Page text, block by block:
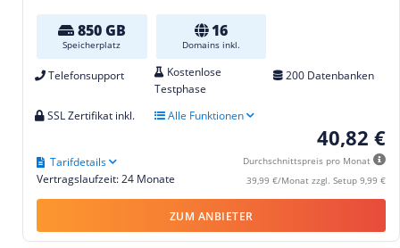
850 GB
Speicherplatz
16
Domains inkl.
Telefonsupport
Kostenlose
Testphase
200 Datenbanken
SSL Zertifikat inkl. Alle Funktionen
40,82 €
Durchschnittspreis pro Monat
39,99 €/Monat zzgl. Setup 9,99 €
Vertragslaufzeit: 24 Monate
Tarifdetails
ZUM ANBIETER